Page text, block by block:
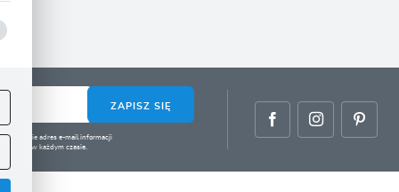
ZAPISZ SIĘ
mnie adres e-mail informacji
cofnięta w każdym czasie.